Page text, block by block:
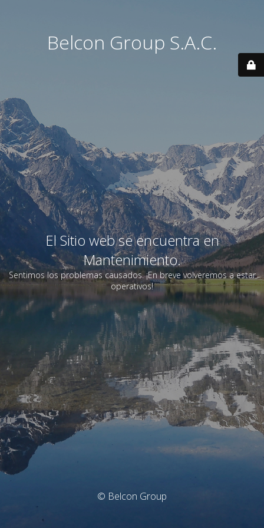
Belcon Group S.A.C.
El Sitio web se encuentra en
Mantenimiento.
Sentimos los problemas causados. ¡En breve volveremos a estar
operativos!
© Belcon Group